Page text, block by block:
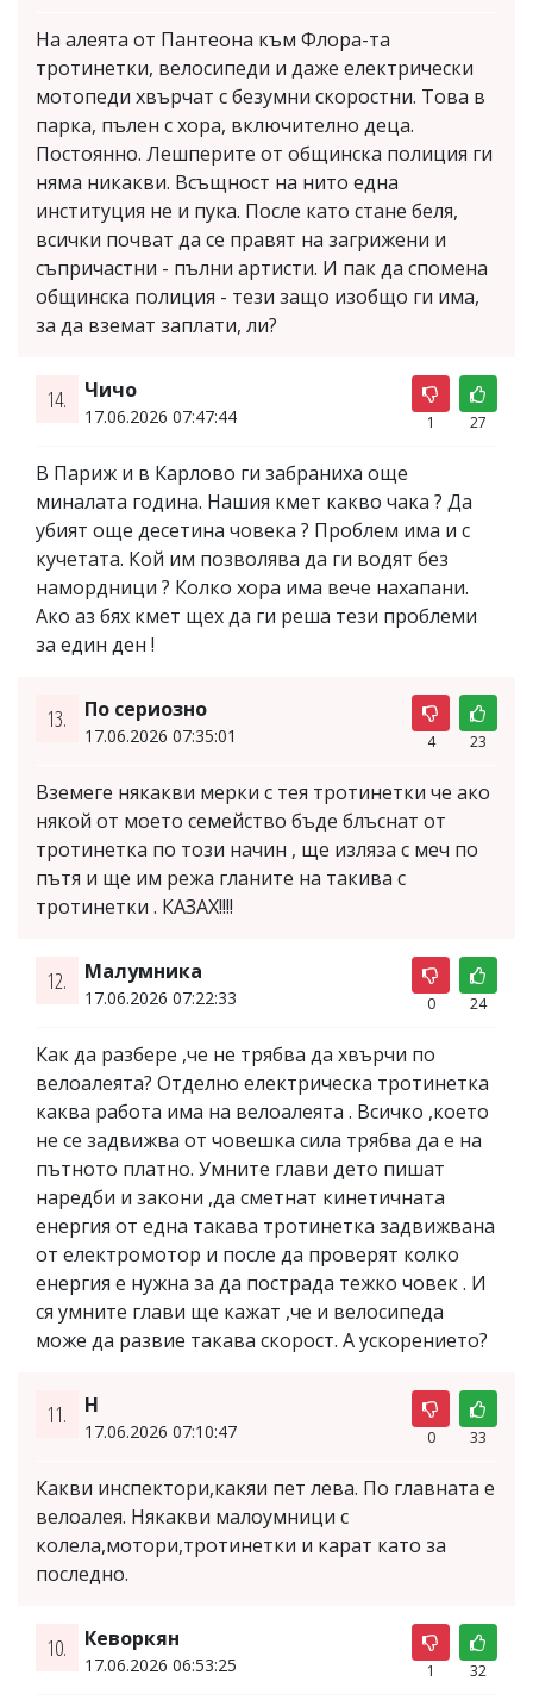
На алеята от Пантеона към Флора-та
тротинетки, велосипеди и даже електрически
мотопеди хвърчат с безумни скоростни. Това в
парка, пълен с хора, включително деца.
Постоянно. Лешперите от общинска полиция ги
няма никакви. Всъщност на нито една
институция не и пука. После като стане беля,
всички почват да се правят на загрижени и
съпричастни - пълни артисти. И пак да спомена
общинска полиция - тези защо изобщо ги има,
за да вземат заплати, ли?
14. Чичо
17.06.2026 07:47:44 1 27
В Париж и в Карлово ги забраниха още
миналата година. Нашия кмет какво чака ? Да
убият още десетина човека ? Проблем има и с
кучетата. Кой им позволява да ги водят без
намордници ? Колко хора има вече нахапани.
Ако аз бях кмет щех да ги реша тези проблеми
за един ден !
13. По сериозно
17.06.2026 07:35:01 4 23
Вземеге някакви мерки с тея тротинетки че ако
някой от моето семейство бъде блъснат от
тротинетка по този начин , ще изляза с меч по
пътя и ще им режа гланите на такива с
тротинетки . КАЗАХ!!!!
12. Малумника
17.06.2026 07:22:33 0 24
Как да разбере ,че не трябва да хвърчи по
велоалеята? Отделно електрическа тротинетка
каква работа има на велоалеята . Всичко ,което
не се задвижва от човешка сила трябва да е на
пътното платно. Умните глави дето пишат
наредби и закони ,да сметнат кинетичната
енергия от една такава тротинетка задвижвана
от електромотор и после да проверят колко
енергия е нужна за да пострада тежко човек . И
ся умните глави ще кажат ,че и велосипеда
може да развие такава скорост. А ускорението?
11. H
17.06.2026 07:10:47 0 33
Какви инспектори,какяи пет лева. По главната е
велоалея. Някакви малоумници с
колела,мотори,тротинетки и карат като за
последно.
10. Кеворкян
17.06.2026 06:53:25 1 32